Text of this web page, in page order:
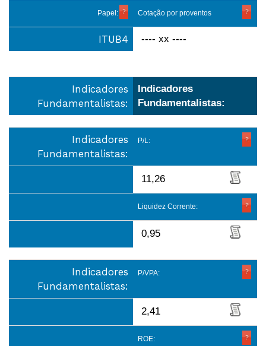
Papel: Cotação por proventos
ITUB4 ---- xx ----
Indicadores
Fundamentalistas:
Indicadores
Fundamentalistas:
Indicadores
Fundamentalistas:
P/L:
11,26
Liquidez Corrente:
0,95
Indicadores
Fundamentalistas:
P/VPA:
2,41
ROE: